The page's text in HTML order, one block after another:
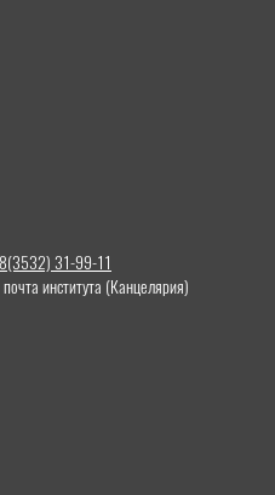
31-99-11
института (Канцелярия)